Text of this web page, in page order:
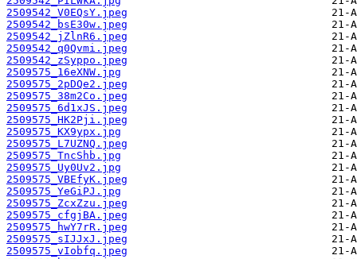
2509542_V0EQsY.jpeg
2509542_bsE30w.jpeg
2509542_jZlnR6.jpeg
2509542_q0Qvmi.jpeg
2509542_zSyppo.jpeg
2509575_16eXNW.jpg
2509575_2pDQe2.jpeg
2509575_38m2Co.jpeg
2509575_6d1xJS.jpeg
2509575_HK2Pji.jpeg
2509575_KX9ypx.jpg
2509575_L7UZNQ.jpeg
2509575_TncShb.jpg
2509575_Uy0Uv2.jpg
2509575_VBEfyK.jpeg
2509575_YeGiPJ.jpg
2509575_ZcxZzu.jpeg
2509575_cfgjBA.jpeg
2509575_hwY7rR.jpeg
2509575_sIJJxJ.jpeg
2509575_vIobfq.jpeg